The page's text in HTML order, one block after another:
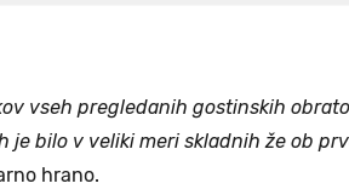
vseh pregledanih gostinskih
je bilo v veliki meri skladnih že ob
hrano.